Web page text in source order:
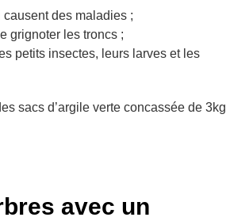
des maladies ;
grignoter les troncs ;
petits insectes, leurs larves et les
sacs d’argile verte concassée de 3kg
avec un